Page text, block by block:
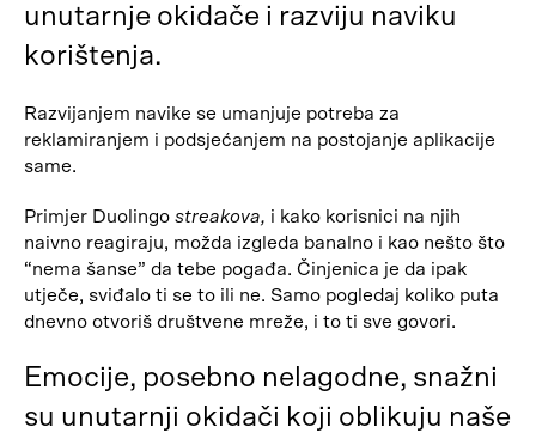
unutarnje okidače i razviju naviku
korištenja.
Razvijanjem navike se umanjuje potreba za
reklamiranjem i podsjećanjem na postojanje aplikacije
same.
Primjer Duolingo streakova, i kako korisnici na njih
naivno reagiraju, možda izgleda banalno i kao nešto što
“nema šanse” da tebe pogađa. Činjenica je da ipak
utječe, sviđalo ti se to ili ne. Samo pogledaj koliko puta
dnevno otvoriš društvene mreže, i to ti sve govori.
Emocije, posebno nelagodne, snažni
su unutarnji okidači koji oblikuju naše